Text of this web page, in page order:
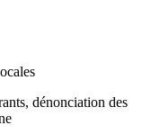
dénonciation des